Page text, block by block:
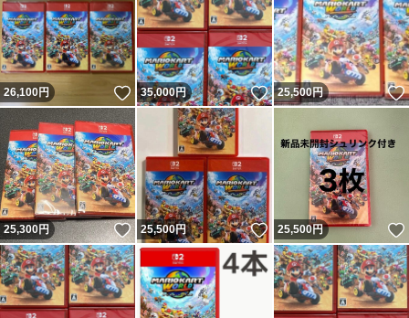
26,100円 いいね！
35,000円 いいね！
25,500円
25,300円 いいね！
25,500円 いいね！
25,500円